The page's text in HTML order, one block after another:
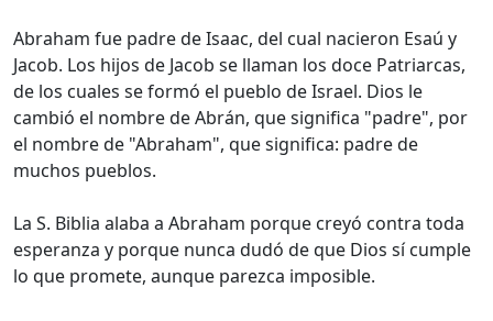
Abraham fue padre de Isaac, del cual nacieron Esaú y
Jacob. Los hijos de Jacob se llaman los doce Patriarcas,
de los cuales se formó el pueblo de Israel. Dios le
cambió el nombre de Abrán, que significa "padre", por
el nombre de "Abraham", que significa: padre de
muchos pueblos.
La S. Biblia alaba a Abraham porque creyó contra toda
esperanza y porque nunca dudó de que Dios sí cumple
lo que promete, aunque parezca imposible.